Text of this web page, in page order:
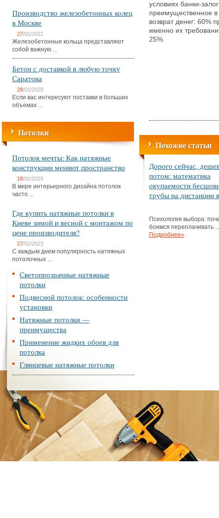
Производство железобетонных колец
в Москве
27/01/2021
Железобетонные кольца представляют
собой важную ...
Бетон с доставкой в любую точку
Саратова
28/01/2020
Если вас интересуют поставки в больших
объемах ...
Потолки
Потолок мечты: Как натяжные
конструкции меняют пространство
18/01/2025
В мире интерьерного дизайна потолок
часто ...
Где купить натяжные потолки в
Киеве зимой и весной с монтажом по
цене производителя?
27/01/2023
С каждым днем популярность натяжных
потолочных ...
Светопрозрачные натяжные
потолки
Подвесной потолок: особенности
установки
Натяжные потолки —
преимущества
Применение жидких обоев для
потолка
Глянцевые натяжные потолки
условиях банки-
преимущественное
возврат денег: 60%
именно их
25%.
Похожие статьи
Дорого сейчас,
потом: математика
окупаемости
трубы на дистанции
Психология выбора:
боимся переплачивать ...
Подробнее»